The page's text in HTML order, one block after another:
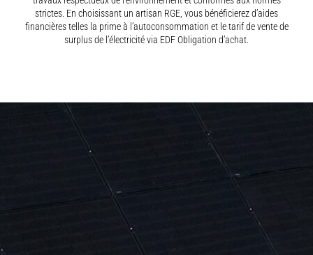
strictes. En choisissant un artisan RGE, vous bénéficierez d’aides
financières telles la prime à l’autoconsommation et le tarif de vente de
surplus de l’électricité via EDF Obligation d’achat.